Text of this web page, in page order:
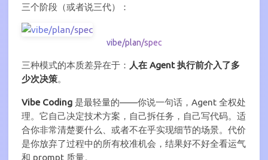
三个阶段（或者说三代）：
vibe/plan/spec
三种模式的本质差异在于： 人在 Agent 执行前介入了多
少次决策。
Vibe Coding 是最轻量的——你说一句话，Agent 全权处
理。它自己决定技术方案，自己拆任务，自己写代码。适
合你非常清楚要什么、或者不在乎实现细节的场景。代价
是你放弃了过程中的所有校准机会，结果好不好全看运气
和 prompt 质量。